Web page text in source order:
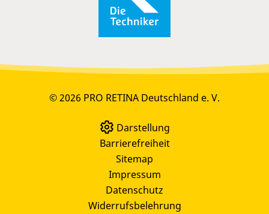
© 2026 PRO RETINA Deutschland e. V.
Darstellung
Barrierefreiheit
Sitemap
Impressum
Datenschutz
Widerrufsbelehrung